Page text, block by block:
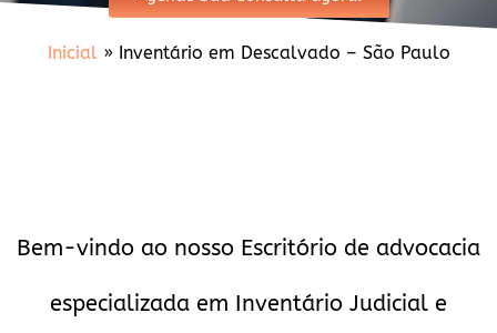
Inicial» Inventário em Descalvado – São Paulo
Bem-vindo ao nosso Escritório de advocacia
especializada em Inventário Judicial e